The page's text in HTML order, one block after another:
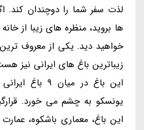
لذت سفر شما را دوچندان کند.
ها بروید، منظره های زیبا از
خواهید دید. یکی از معروف
زیباترین باغ های ایرانی نیز
این باغ در
یونسکو به چشم می خورد.
این باغ، معماری باشکوه،